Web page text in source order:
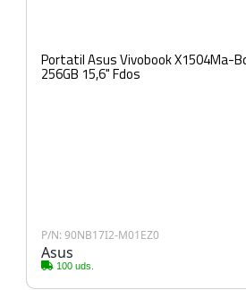
Portatil Asus Vivobook X1504Ma-
256GB 15,6" Fdos
P/N: 90NB17I2-M01EZ0
Asus
100 uds.